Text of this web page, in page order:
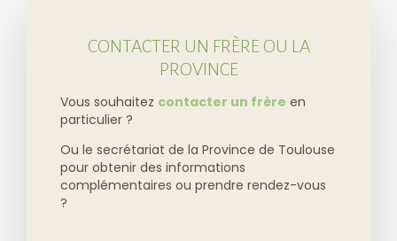
CONTACTER UN FRÈRE OU LA
PROVINCE
Vous souhaitez contacter un frère en
particulier ?
Ou le secrétariat de la Province de Toulouse
pour obtenir des informations
complémentaires ou prendre rendez-vous
?